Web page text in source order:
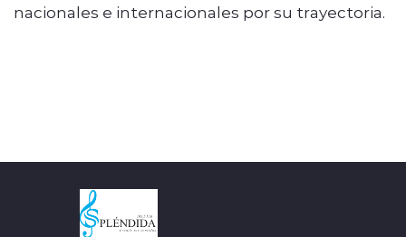
nacionales e internacionales por su trayectoria.